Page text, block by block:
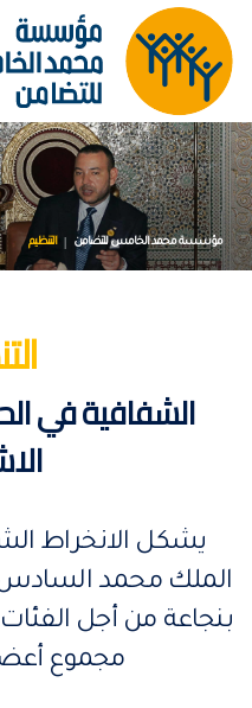
مؤسسة محمد الخامس للتضامن التنظيم
الشفافية في
يشكل الانخراط
الملك محمد السادس
بنجاعة من أجل
مجموع